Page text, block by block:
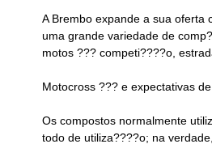
A Brembo expande a sua oferta
uma grande variedade de
motos ??? competi????o,
Motocross ??? e expectativas
Os compostos normalmente
todo de utiliza????o; na